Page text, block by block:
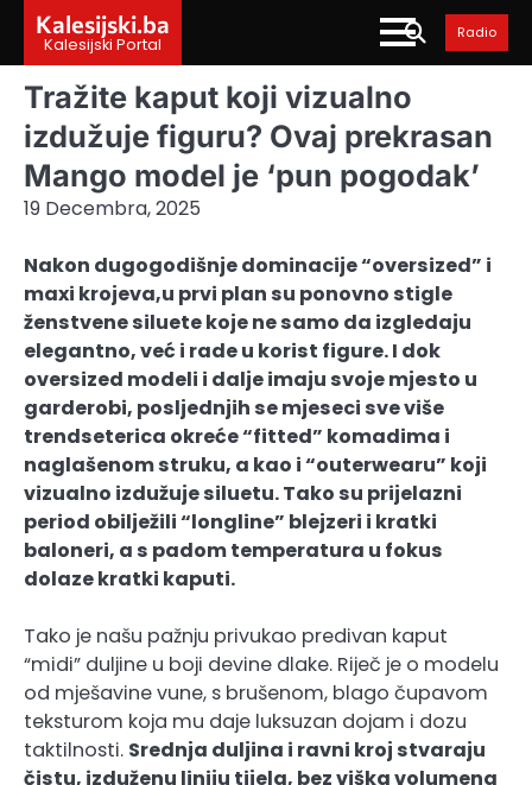
content
Kalesijski.ba
Kalesijski Portal
Radio
Tražite kaput koji vizualno
izdužuje figuru? Ovaj prekrasan
Mango model je ‘pun pogodak’
19 Decembra, 2025
Nakon dugogodišnje dominacije “oversized” i
maxi krojeva,u prvi plan su ponovno stigle
ženstvene siluete koje ne samo da izgledaju
elegantno, već i rade u korist figure. I dok
oversized modeli i dalje imaju svoje mjesto u
garderobi, posljednjih se mjeseci sve više
trendseterica okreće “fitted” komadima i
naglašenom struku, a kao i “outerwearu” koji
vizualno izdužuje siluetu. Tako su prijelazni
period obilježili “longline” blejzeri i kratki
baloneri, a s padom temperatura u fokus
dolaze kratki kaputi.
Tako je našu pažnju privukao predivan kaput
“midi” duljine u boji devine dlake. Riječ je o modelu
od mješavine vune, s brušenom, blago čupavom
teksturom koja mu daje luksuzan dojam i dozu
taktilnosti. Srednja duljina i ravni kroj stvaraju
čistu, izduženu liniju tijela, bez viška volumena